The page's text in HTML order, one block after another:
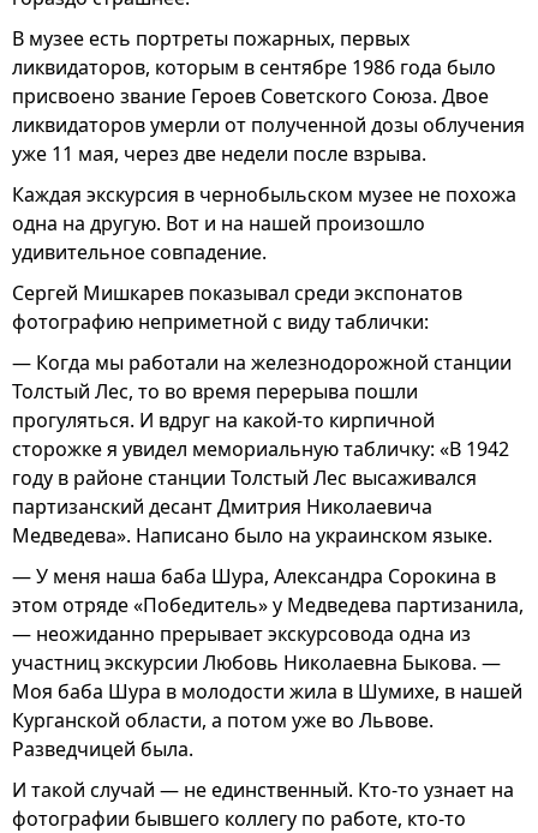
В музее есть портреты пожарных, первых
ликвидаторов, которым в сентябре 1986 года было
присвоено звание Героев Советского Союза. Двое
ликвидаторов умерли от полученной дозы облучения
уже 11 мая, через две недели после взрыва.
Каждая экскурсия в чернобыльском музее не похожа
одна на другую. Вот и на нашей произошло
удивительное совпадение.
Сергей Мишкарев показывал среди экспонатов
фотографию неприметной с виду таблички:
— Когда мы работали на железнодорожной станции
Толстый Лес, то во время перерыва пошли
прогуляться. И вдруг на какой-то кирпичной
сторожке я увидел мемориальную табличку: «В 1942
году в районе станции Толстый Лес высаживался
партизанский десант Дмитрия Николаевича
Медведева». Написано было на украинском языке.
— У меня наша баба Шура, Александра Сорокина в
этом отряде «Победитель» у Медведева партизанила,
— неожиданно прерывает экскурсовода одна из
участниц экскурсии Любовь Николаевна Быкова. —
Моя баба Шура в молодости жила в Шумихе, в нашей
Курганской области, а потом уже во Львове.
Разведчицей была.
И такой случай — не единственный. Кто-то узнает на
фотографии бывшего коллегу по работе, кто-то